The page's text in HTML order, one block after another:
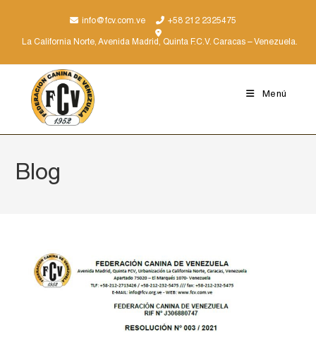
info@fcv.com.ve +58 212 2325475
La California Norte, Avenida Madrid, Quinta F.C.V. Caracas – Venezuela.
Menú
Blog